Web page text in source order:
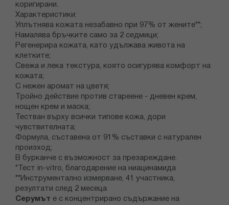
коригирани.
Характеристики:
Уплътнява кожата незабавно при 97% от жените**;
Намалява бръчките само за 2 седмици;
Регенерира кожата, като удължава живота на
клетките;
Свежа и лека текстура, която осигурява комфорт на
кожата;
С нежен аромат на цветя;
Тройно действие против стареене - дневен крем,
нощен крем и маска;
Тестван върху всички типове кожа, дори
чувствителната;
Формула, съставена от 91% съставки с натурален
произход;
В бурканче с възможност за презареждане.
*Тест in-vitro, благодарение на ниацинамида
**Инструментално измерване, 41 участника,
резултати след 2 месеца
Серумът е с концентрирано съдържание на